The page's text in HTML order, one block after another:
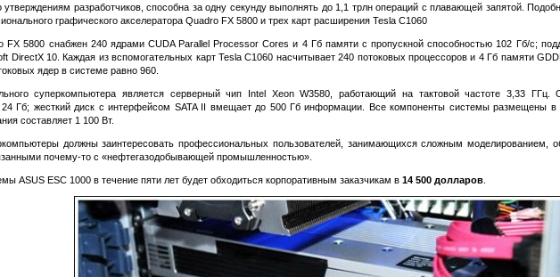
разработчиков, способна за одну секунду выполнять до 1,1 трлн операций с плавающей запятой.
графического акселератора Quadro FX 5800 и трех карт расширения Tesla C1060
FX 5800 снабжен 240 ядрами CUDA Parallel Processor Cores и 4 Гб памяти с пропускной способностью 102 Гб/с;
DirectX 10. Каждая из вспомогательных карт Tesla C1060 насчитывает 240 потоковых процессоров и 4 Гб памяти
ядер в системе равно 960.
суперкомпьютера является серверный чип Intel Xeon W3580, работающий на тактовой частоте 3,33
24 Гб; жесткий диск с интерфейсом SATA II вмещает до 500 Гб информации. Все компоненты системы размещены в
составляет 1 100 Вт.
должны заинтересовать профессиональных пользователей, занимающихся сложным моделированием,
почему-то с «нефтегазодобывающей промышленностью».
ASUS ESC 1000 в течение пяти лет будет обходиться корпоративным заказчикам в 14 500 долларов